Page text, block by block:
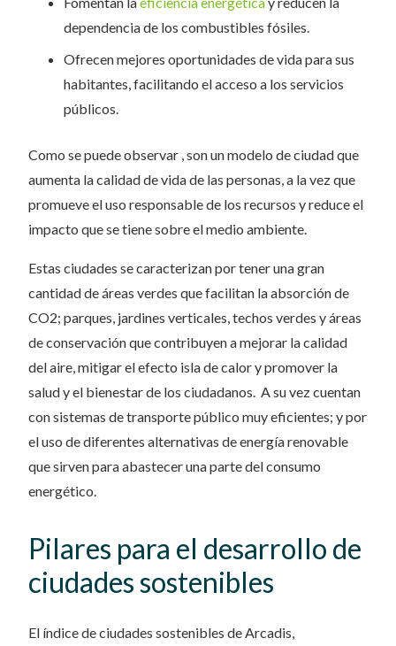
dependencia de los combustibles fósiles.
Ofrecen mejores oportunidades de vida para sus
habitantes, facilitando el acceso a los servicios
públicos.
Como se puede observar , son un modelo de ciudad que
aumenta la calidad de vida de las personas, a la vez que
promueve el uso responsable de los recursos y reduce el
impacto que se tiene sobre el medio ambiente.
Estas ciudades se caracterizan por tener una gran
cantidad de áreas verdes que facilitan la absorción de
CO2; parques, jardines verticales, techos verdes y áreas
de conservación que contribuyen a mejorar la calidad
del aire, mitigar el efecto isla de calor y promover la
salud y el bienestar de los ciudadanos. A su vez cuentan
con sistemas de transporte público muy eficientes; y por
el uso de diferentes alternativas de energía renovable
que sirven para abastecer una parte del consumo
energético.
Pilares para el desarrollo de
ciudades sostenibles
El índice de ciudades sostenibles de Arcadis,